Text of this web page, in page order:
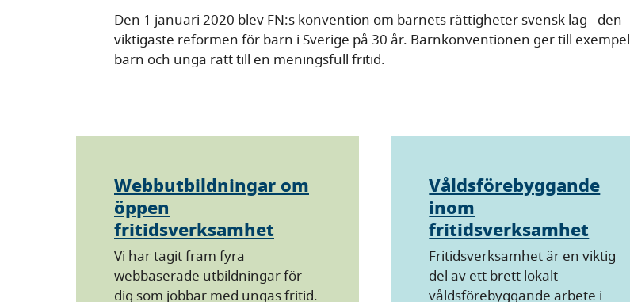
Den 1 januari 2020 blev FN:s konvention om barnets rättigheter svensk lag - den
viktigaste reformen för barn i Sverige på 30 år. Barnkonventionen ger till exempel
barn och unga rätt till en meningsfull fritid.
Webbutbildningar om
öppen
fritidsverksamhet
Vi har tagit fram fyra
webbaserade utbildningar för
dig som jobbar med ungas fritid.
Våldsförebyggande
inom
fritidsverksamhet
Fritidsverksamhet är en viktig
del av ett brett lokalt
våldsförebyggande arbete i